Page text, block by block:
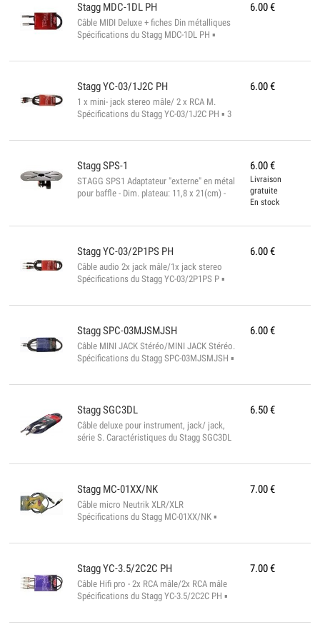
6.00€
Stagg MDC-1DL PH
Câble MIDI Deluxe + fiches Din métalliques
Spécifications du Stagg MDC-1DL PH ▪
Conforme à la norme ROHS...
6.00€
StaggYC-03/1J2C PH
1 x mini- jack stereo mâle/ 2 x RCA M.
Spécifications du Stagg YC-03/1J2C PH ▪ 3
6.00€
Livraison
gratuite
En stock
StaggSPS-1
STAGG SPS1 Adaptateur "externe" en métal
pour baffle - Dim. plateau: 11,8 x 21(cm) -
Couleur: Noi...
6.00€
StaggYC-03/2P1PS PH
Câble audio 2x jack mâle/1x jack stereo
Spécifications du Stagg YC-03/2P1PS P ▪
Conforme à la norme ROHS...
6.00€
StaggSPC-03MJSMJSH
Câble MINI JACK Stéréo/MINI JACK Stéréo.
Spécifications du Stagg SPC-03MJSMJSH ▪
▪ Couleur : noir ▪ Diamètre : 6 mm...
6.50€
StaggSGC3DL
Câble deluxe pour instrument, jack/ jack,
série S. Caractéristiques du Stagg SGC3DL
3 m ▪ Diamètre : 6.35 mm ▪ Couleur : noir...
7.00€
Stagg MC-01XX/NK
Câble micro Neutrik XLR/XLR
Spécifications du Stagg MC-01XX/NK ▪
Conforme à la norme ROHS...
7.00€
StaggYC-3.5/2C2C PH
Câble Hifi pro - 2x RCA mâle/2x RCA mâle
Spécifications du Stagg YC-3.5/2C2C PH ▪
Conforme à la norme ROHS...